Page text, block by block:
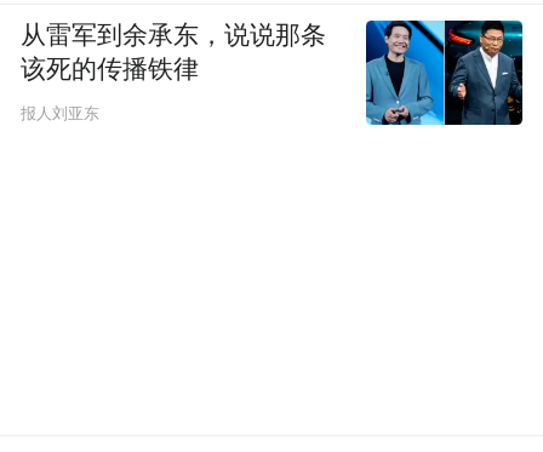
从雷军到余承东，说说那条
该死的传播铁律
报人刘亚东